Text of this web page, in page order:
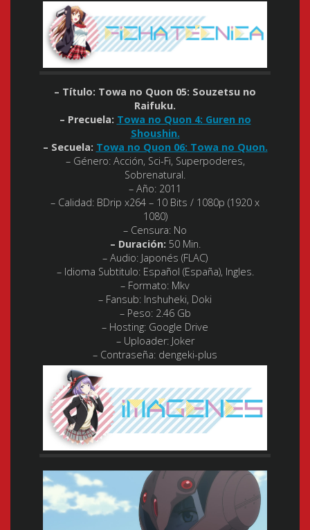
– Título: Towa no Quon 05: Souzetsu no
Raifuku.
– Precuela: Towa no Quon 4: Guren no
Shoushin.
– Secuela: Towa no Quon 06: Towa no Quon.
– Género:Acción, Sci-Fi, Superpoderes,
Sobrenatural.
– Año: 2011
– Calidad: BDrip x264 – 10 Bits / 1080p (1920 x
1080)
– Censura: No
– Duración: 50 Min.
– Audio: Japonés (FLAC)
– Idioma Subtitulo:Español (España), Ingles.
– Formato: Mkv
– Fansub: Inshuheki, Doki
– Peso:2.46 Gb
– Hosting: Google Drive
– Uploader: Joker
– Contraseña: dengeki-plus